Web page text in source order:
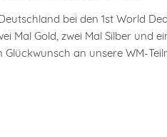
bei den 1st World
Mal Gold, zwei Mal Silber und
Glückwunsch an unsere WM-